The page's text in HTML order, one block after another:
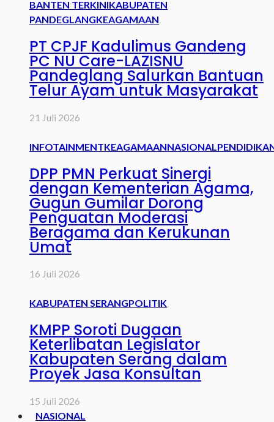
BANTEN TERKINIKABUPATEN
PANDEGLANGKEAGAMAAN
PT CPJF Kadulimus Gandeng
PC NU Care-LAZISNU
Pandeglang Salurkan Bantuan
Telur Ayam untuk Masyarakat
21 Juli 2026
INFOTAINMENTKEAGAMAANNASIONAL
DPP PMN Perkuat Sinergi
dengan Kementerian Agama,
Gugun Gumilar Dorong
Penguatan Moderasi
Beragama dan Kerukunan
Umat
16 Juli 2026
KABUPATEN SERANGPOLITIK
KMPP Soroti Dugaan
Keterlibatan Legislator
Kabupaten Serang dalam
Proyek Jasa Konsultan
15 Juli 2026
NASIONAL